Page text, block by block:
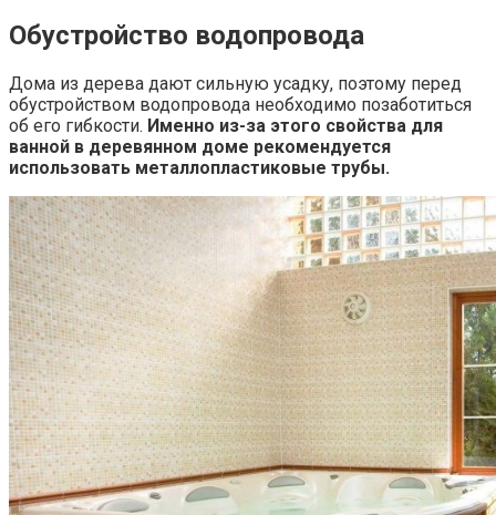
Обустройство водопровода
Дома из дерева дают сильную усадку, поэтому перед
обустройством водопровода необходимо позаботиться
об его гибкости. Именно из-за этого свойства для
ванной в деревянном доме рекомендуется
использовать металлопластиковые трубы.